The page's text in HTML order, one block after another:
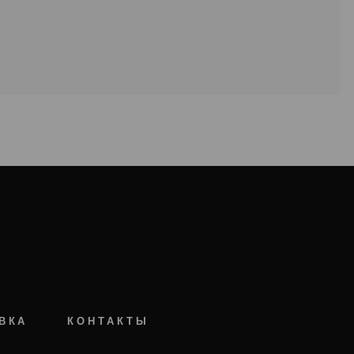
КОНТАКТЫ